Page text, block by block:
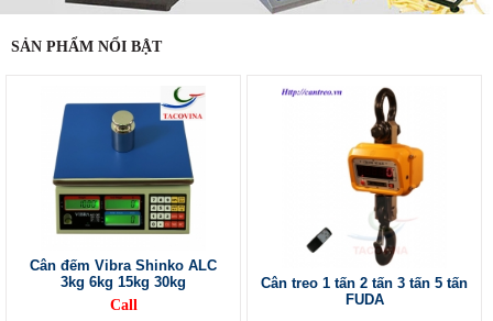
SẢN PHẨM NỔI BẬT
Cân đếm Vibra Shinko ALC
3kg 6kg 15kg 30kg
Call
Cân treo 1 tấn 2 tấn 3 tấn 5 tấn
FUDA